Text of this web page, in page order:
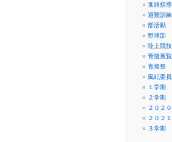
進路指導
避難訓練
部活動
野球部
陸上競
青陵展
青陵祭
風紀委員
１学期
２学期
２０２
２０２
３学期